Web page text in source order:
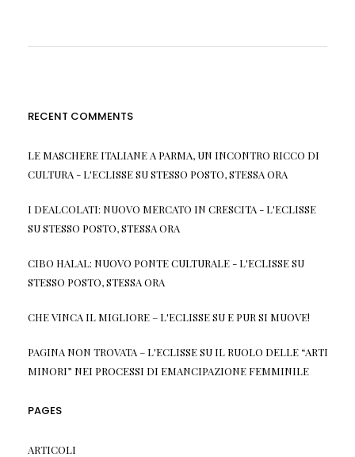
RECENT COMMENTS
LE MASCHERE ITALIANE A PARMA, UN INCONTRO RICCO DI
CULTURA - L'ECLISSESUSTESSO POSTO, STESSA ORA
I DEALCOLATI: NUOVO MERCATO IN CRESCITA - L'ECLISSE
SUSTESSO POSTO, STESSA ORA
CIBO HALAL: NUOVO PONTE CULTURALE - L'ECLISSESU
STESSO POSTO, STESSA ORA
CHE VINCA IL MIGLIORE – L'ECLISSESU E PUR SI MUOVE!
PAGINA NON TROVATA – L'ECLISSESU IL RUOLO DELLE “ARTI
MINORI” NEI PROCESSI DI EMANCIPAZIONE FEMMINILE
PAGES
ARTICOLI